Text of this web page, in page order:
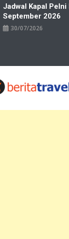
Jadwal Kapal Pelni
September 2026
30/07/2026